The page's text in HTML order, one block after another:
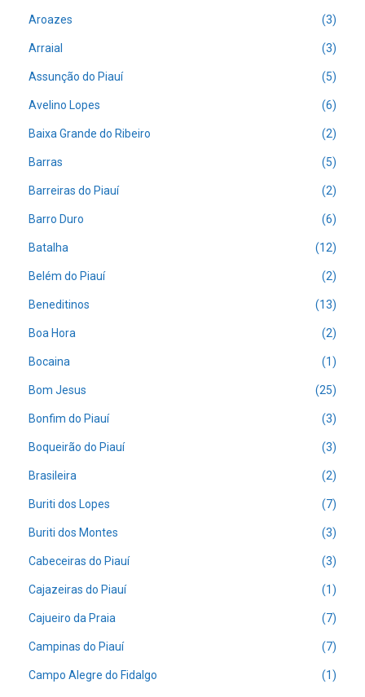
Aroazes (3)
Arraial (3)
Assunção do Piauí (5)
Avelino Lopes (6)
Baixa Grande do Ribeiro (2)
Barras (5)
Barreiras do Piauí (2)
Barro Duro (6)
Batalha (12)
Belém do Piauí (2)
Beneditinos (13)
Boa Hora (2)
Bocaina (1)
Bom Jesus (25)
Bonfim do Piauí (3)
Boqueirão do Piauí (3)
Brasileira (2)
Buriti dos Lopes (7)
Buriti dos Montes (3)
Cabeceiras do Piauí (3)
Cajazeiras do Piauí (1)
Cajueiro da Praia (7)
Campinas do Piauí (7)
Campo Alegre do Fidalgo (1)